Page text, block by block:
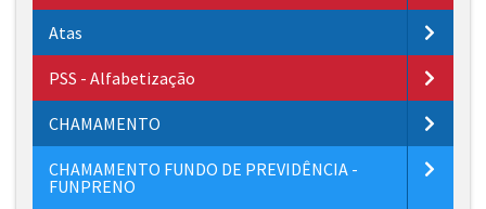
Atas
PSS - Alfabetização
CHAMAMENTO
CHAMAMENTO FUNDO DE PREVIDÊNCIA -
FUNPRENO